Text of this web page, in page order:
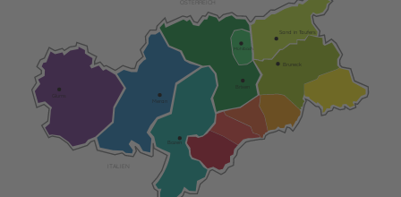
ÖSTERREICH
Bruneck
Sand in Taufers
Brixen
Mühlbach
Bozen
Meran